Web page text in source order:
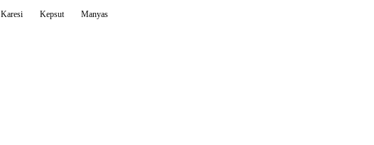
Karesi Kepsut Manyas